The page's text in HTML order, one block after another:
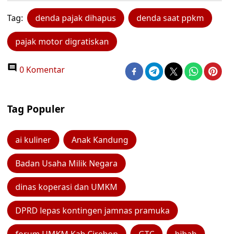
Tag: denda pajak dihapus denda saat ppkm
pajak motor digratiskan
0 Komentar
Tag Populer
ai kuliner Anak Kandung
Badan Usaha Milik Negara
dinas koperasi dan UMKM
DPRD lepas kontingen jamnas pramuka